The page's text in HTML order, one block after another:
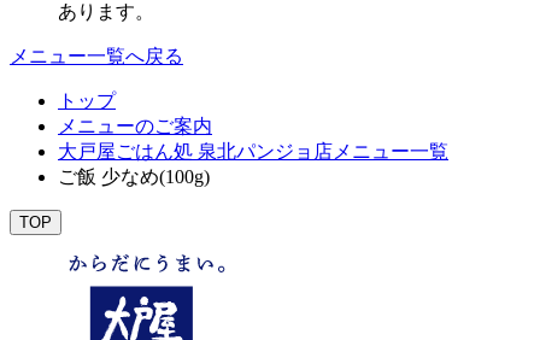
あります。
メニュー一覧へ戻る
トップ
メニューのご案内
大戸屋ごはん処 泉北パンジョ店メニュー一覧
ご飯 少なめ(100g)
TOP